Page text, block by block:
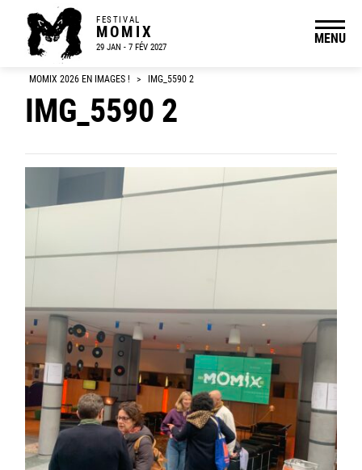
FESTIVAL
MOMIX
29 JAN - 7 FÉV 2027
MENU
MOMIX 2026 EN IMAGES ! > IMG_5590 2
IMG_5590 2